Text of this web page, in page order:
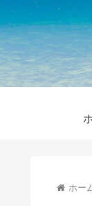
ホー